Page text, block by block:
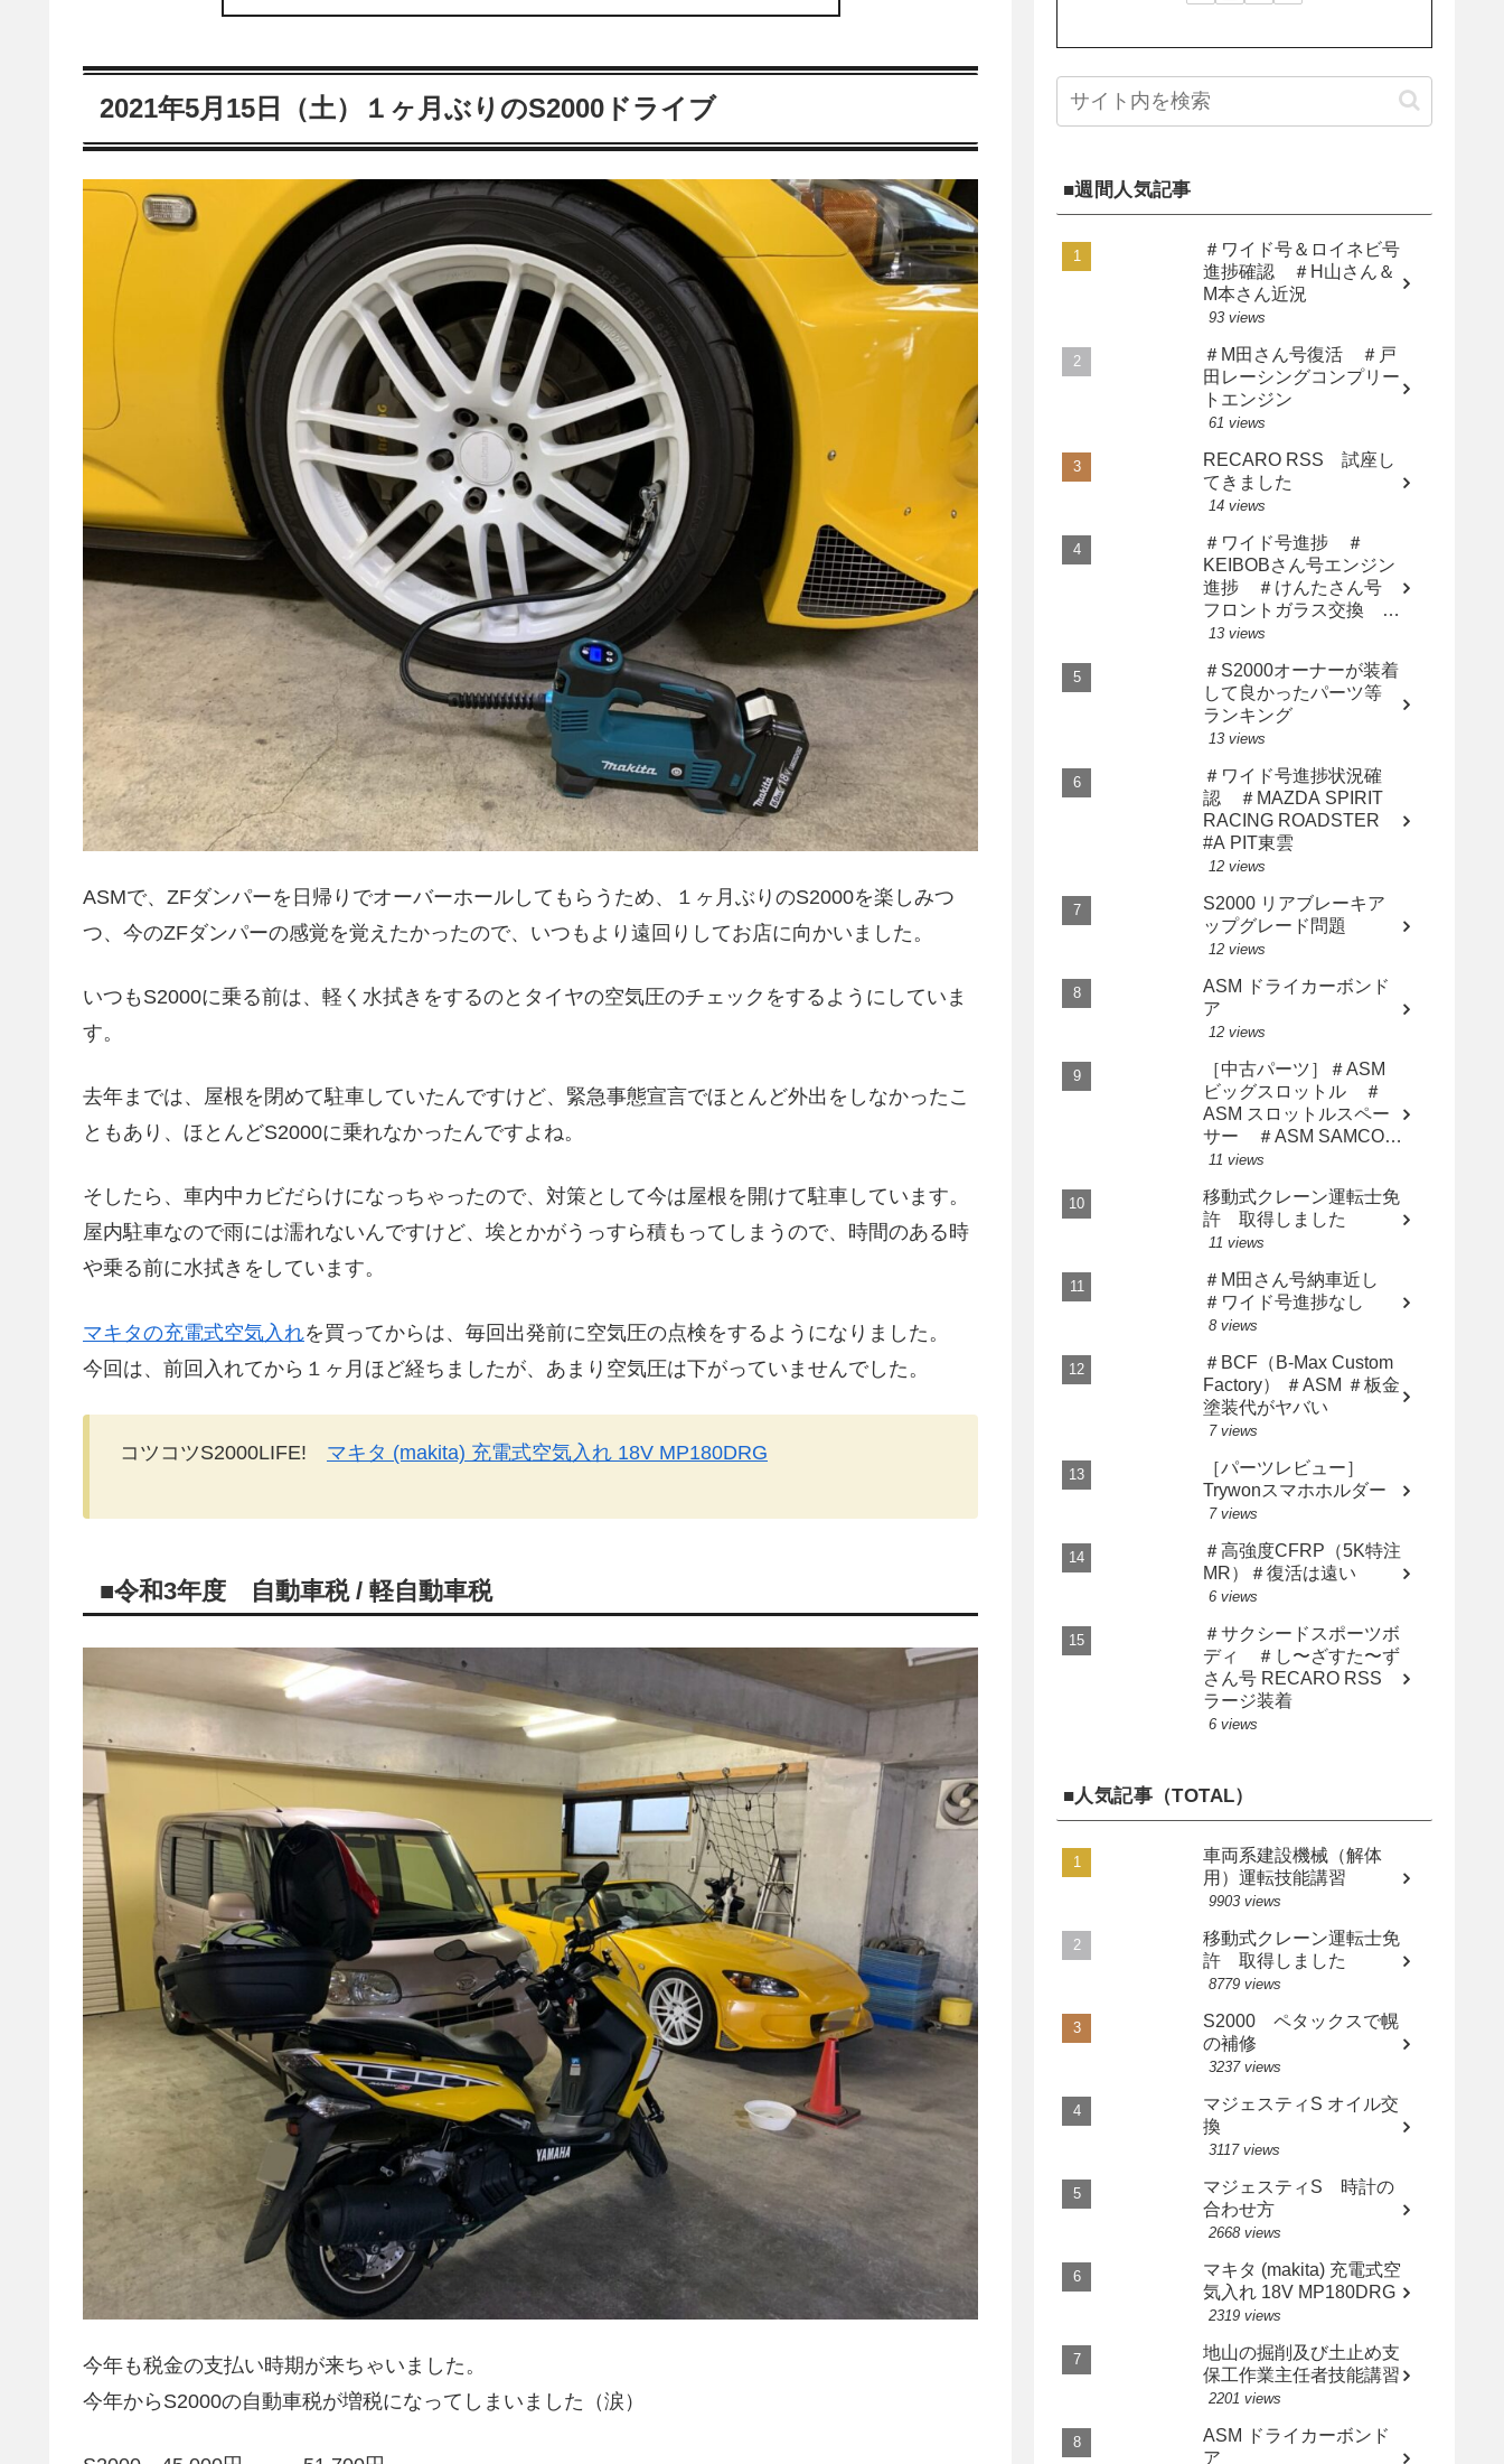
2021年5月15日（土）１ヶ月ぶりのS2000ドライブ
ASMで、ZFダンパーを日帰りでオーバーホールしてもらうため、１ヶ月ぶりのS2000を楽しみつ
つ、今のZFダンパーの感覚を覚えたかったので、いつもより遠回りしてお店に向かいました。
いつもS2000に乗る前は、軽く水拭きをするのとタイヤの空気圧のチェックをするようにしていま
す。
去年までは、屋根を閉めて駐車していたんですけど、緊急事態宣言でほとんど外出をしなかったこ
ともあり、ほとんどS2000に乗れなかったんですよね。
そしたら、車内中カビだらけになっちゃったので、対策として今は屋根を開けて駐車しています。
屋内駐車なので雨には濡れないんですけど、埃とかがうっすら積もってしまうので、時間のある時
や乗る前に水拭きをしています。
マキタの充電式空気入れを買ってからは、毎回出発前に空気圧の点検をするようになりました。
今回は、前回入れてから１ヶ月ほど経ちましたが、あまり空気圧は下がっていませんでした。
コツコツS2000LIFE! マキタ (makita) 充電式空気入れ 18V MP180DRG
■令和3年度 自動車税 / 軽自動車税
今年も税金の支払い時期が来ちゃいました。
今年からS2000の自動車税が増税になってしまいました（涙）
■週間人気記事
＃ワイド号＆ロイネビ号
進捗確認 ＃H山さん＆
M本さん近況
93 views
＃M田さん号復活 ＃戸
田レーシングコンプリー
トエンジン
61 views
RECARO RSS 試座し
てきました
14 views
＃ワイド号進捗 ＃
KEIBOBさん号エンジン
進捗 ＃けんたさん号
フロントガラス交換 ＃
サト橙さん漢の中の漢に
13 views
＃S2000オーナーが装着
して良かったパーツ等
ランキング
13 views
＃ワイド号進捗状況確
認 ＃MAZDA SPIRIT
RACING ROADSTER
#A PIT東雲
12 views
S2000 リアブレーキア
ップグレード問題
12 views
ASM ドライカーボンド
ア
12 views
［中古パーツ］＃ASM
ビッグスロットル ＃
ASM スロットルスペー
サー ＃ASM SAMCO
インテークホース AP2
11 views
移動式クレーン運転士免
許 取得しました
11 views
＃M田さん号納車近し
＃ワイド号進捗なし
8 views
＃BCF（B-Max Custom
Factory） ＃ASM ＃板金
塗装代がヤバい
7 views
［パーツレビュー］
Trywonスマホホルダー
7 views
＃高強度CFRP（5K特注
MR）＃復活は遠い
6 views
＃サクシードスポーツボ
ディ ＃し〜ざすた〜ず
さん号 RECARO RSS
ラージ装着
6 views
■人気記事（TOTAL）
車両系建設機械（解体
用）運転技能講習
9903 views
移動式クレーン運転士免
許 取得しました
8779 views
S2000 ペタックスで幌
の補修
3237 views
マジェスティS オイル交
換
3117 views
マジェスティS 時計の
合わせ方
2668 views
マキタ (makita) 充電式空
気入れ 18V MP180DRG
2319 views
地山の掘削及び土止め支
保工作業主任者技能講習
2201 views
ASM ドライカーボンド
ア